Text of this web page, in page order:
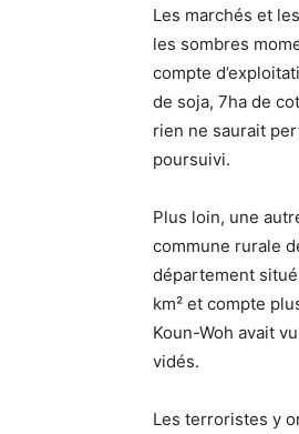
Les marchés et
les sombres
compte
de soja, 7ha de
rien ne saurait
poursuivi.
Plus loin, une
commune rurale
département
km² et compte
Koun-Woh avait
vidés.
Les terroristes y